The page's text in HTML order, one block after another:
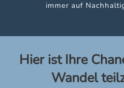
immer auf
Hier ist Ihre
Wandel